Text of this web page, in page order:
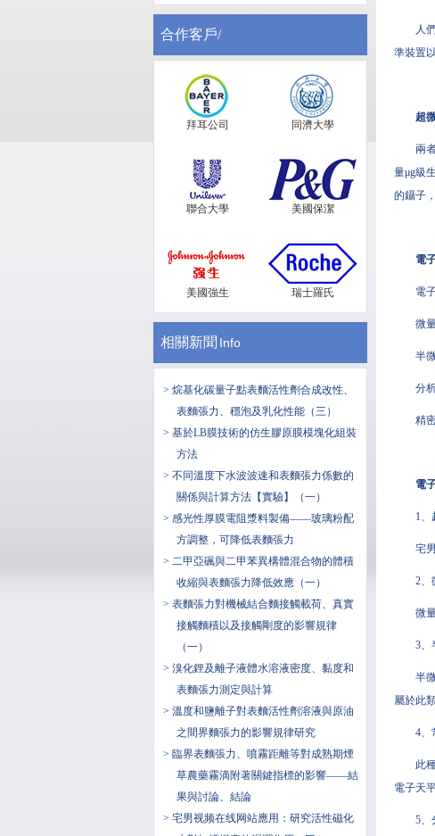
合作客戶/
拜耳公司 同濟大學
聯合大學 美國保潔
美國強生 瑞士羅氏
相關新聞 Info
> 烷基化碳量子點表麵活性劑合成改性、
表麵張力、穩泡及乳化性能（三）
> ​基於LB膜技術的仿生膠原膜模塊化組裝
方法
> 不同溫度下水波波速和表麵張力係數的
關係與計算方法【實驗】（一）
> 感光性厚膜電阻漿料製備——玻璃粉配
方調整，可降低表麵張力
> 二甲亞碸與二甲苯異構體混合物的體積
收縮與表麵張力降低效應（一）
> 表麵張力對機械結合麵接觸載荷、真實
接觸麵積以及接觸剛度的影響規律
（一）
> 溴化鋰及離子液體水溶液密度、黏度和
表麵張力測定與計算
> 溫度和鹽離子對表麵活性劑溶液與原油
之間界麵張力的影響規律研究
> 臨界表麵張力、噴霧距離等對成熟期煙
草農藥霧滴附著關鍵指標的影響——結
果與討論、結論
> 宅男视频在线网站應用：研究活性磁化
人
準裝置
超
兩
量μg級
的鑷子
電
電
微
半
分
精
電
1、
宅
2、
微
3、
半
屬於此類
4、
此
電子天
5、